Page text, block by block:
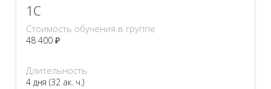
1C
Стоимость обучения в группе
48 400 ₽
Длительность
4 дня (32 ак. ч.)